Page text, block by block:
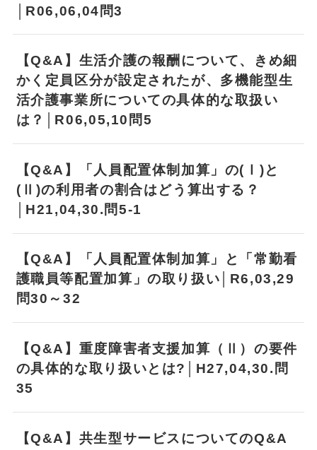
│R06,06,04問3
【Q&A】生活介護の報酬について、きめ細
かく定員区分が設定されたが、多機能型生
活介護事業所についての具体的な取扱い
は？│R06,05,10問5
【Q&A】「人員配置体制加算」の(Ⅰ)と
(Ⅱ)の利用者の割合はどう算出する？
│H21,04,30.問5-1
【Q&A】「人員配置体制加算」と「常勤看
護職員等配置加算」の取り扱い│R6,03,29
問30～32
【Q&A】重度障害者支援加算（Ⅱ）の要件
の具体的な取り扱いとは?│H27,04,30.問
35
【Q&A】共生型サービスについてのQ&A